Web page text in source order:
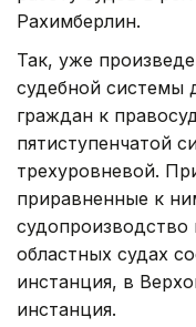
Рахимберлин.
Так, уже
судебной системы
граждан к
пятиступенчатой
трехуровневой.
приравненные к
областных судах
инстанция, в
инстанция.